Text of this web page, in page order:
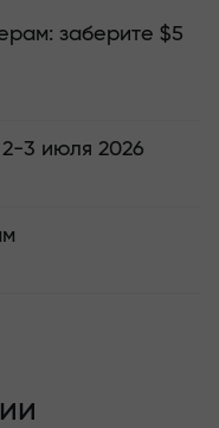
заберите $5
3 июля 2026